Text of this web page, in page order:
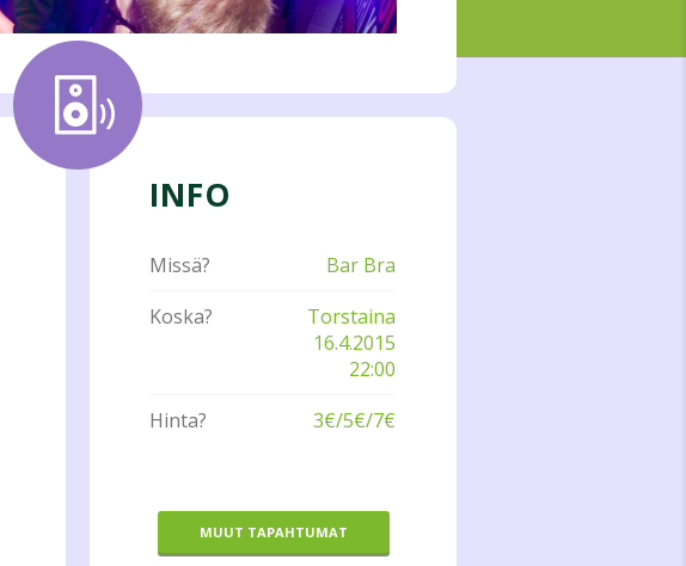
INFO
Missä?
Bar Bra
Koska?
Torstaina
16.4.2015
22:00
Hinta?
3€/5€/7€
MUUT TAPAHTUMAT